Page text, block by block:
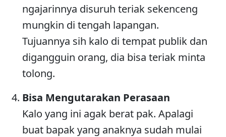
ngajarinnya disuruh teriak sekenceng
mungkin di tengah lapangan.
Tujuannya sih kalo di tempat publik dan
digangguin orang, dia bisa teriak minta
tolong.
Bisa Mengutarakan Perasaan
Kalo yang ini agak berat pak. Apalagi
buat bapak yang anaknya sudah mulai